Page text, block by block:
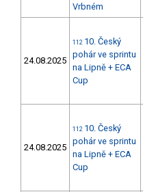
Vrbném
24.08.2025
112 10. Český
pohár ve sprintu
na Lipně + ECA
Cup
24.08.2025
112 10. Český
pohár ve sprintu
na Lipně + ECA
Cup